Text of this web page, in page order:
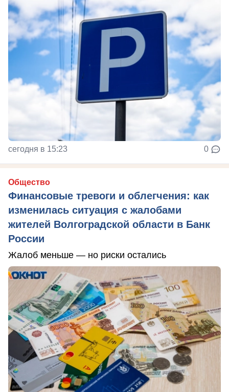
сегодня в 15:23 0
Общество
Финансовые тревоги и облегчения: как
изменилась ситуация с жалобами
жителей Волгоградской области в Банк
России
Жалоб меньше — но риски остались